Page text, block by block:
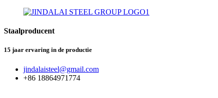
Staalproducent
15 jaar ervaring in de productie
jindalaisteel@gmail.com
+86 18864971774